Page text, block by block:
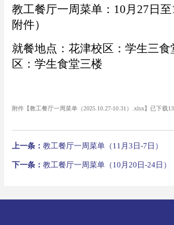
教工餐厅一周菜单：10 月 27日至
附件）
就餐地点：花津校区：学生三
区：学生食堂三楼
附件【教工餐厅一周菜单（2025.10.27-10.31）.xlsx】已下载
上一条： 教工餐厅一周菜单（11月3日-7日）
下一条： 教工餐厅一周菜单（10月20日-24日）